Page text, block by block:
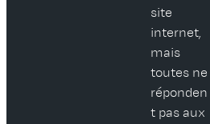
site
internet,
mais
toutes ne
réponden
t pas aux